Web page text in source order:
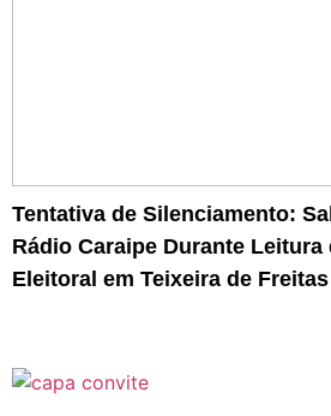
Tentativa de Silenciamento:
Rádio Caraipe Durante Leitura
Eleitoral em Teixeira de Freitas